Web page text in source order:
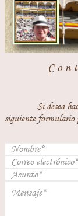
Si desea
siguiente formulario